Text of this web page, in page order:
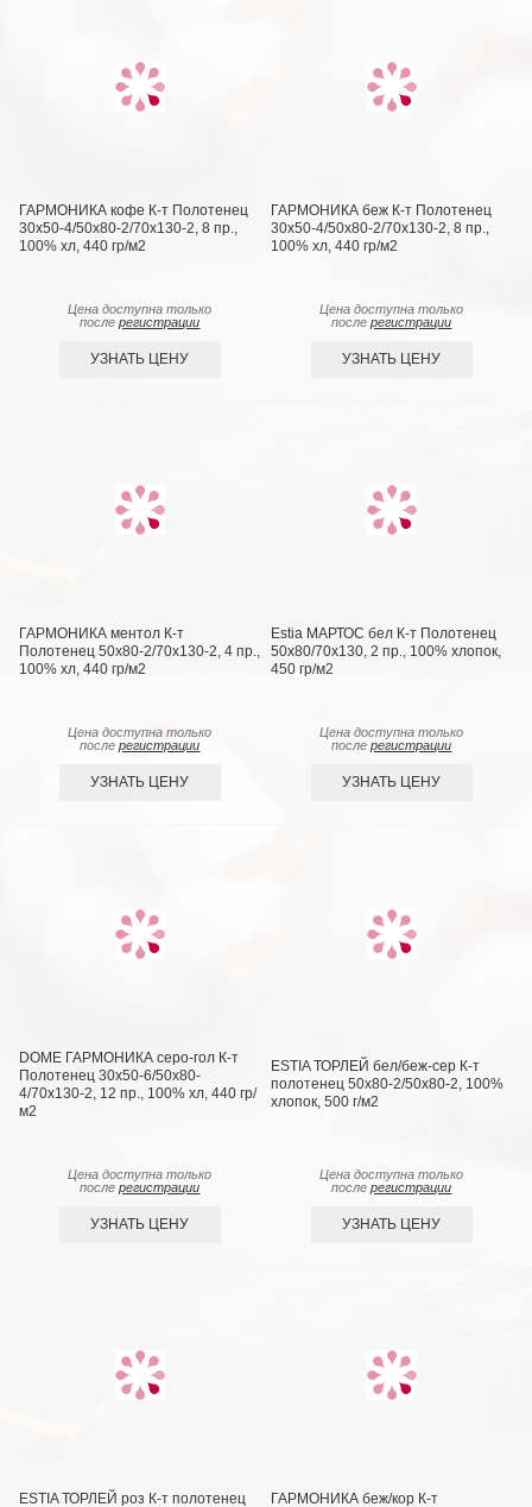
ГАРМОНИКА кофе К-т Полотенец
30х50-4/50х80-2/70х130-2, 8 пр.,
100% хл, 440 гр/м2
Цена доступна только
послерегистрации
УЗНАТЬ ЦЕНУ
ГАРМОНИКА беж К-т Полотенец
30х50-4/50х80-2/70х130-2, 8 пр.,
100% хл, 440 гр/м2
Цена доступна только
послерегистрации
УЗНАТЬ ЦЕНУ
ГАРМОНИКА ментол К-т
Полотенец 50х80-2/70х130-2, 4 пр.,
100% хл, 440 гр/м2
Цена доступна только
послерегистрации
УЗНАТЬ ЦЕНУ
Estia МАРТОС бел К-т Полотенец
50х80/70х130, 2 пр., 100% хлопок,
450 гр/м2
Цена доступна только
послерегистрации
УЗНАТЬ ЦЕНУ
DOME ГАРМОНИКА серо-гол К-т
Полотенец 30х50-6/50х80-
4/70х130-2, 12 пр., 100% хл, 440 гр/
м2
Цена доступна только
послерегистрации
УЗНАТЬ ЦЕНУ
ESTIA ТОРЛЕЙ бел/беж-сер К-т
полотенец 50х80-2/50х80-2, 100%
хлопок, 500 г/м2
Цена доступна только
послерегистрации
УЗНАТЬ ЦЕНУ
ESTIA ТОРЛЕЙ роз К-т полотенец ГАРМОНИКА беж/кор К-т